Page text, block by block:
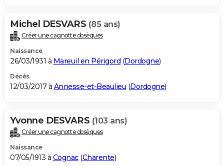
Carte de Noël
Carte Bonne année
Carte Saint-Valentin
Carte Pâques
Carte d'anniversaire
DICTIONNAIRE
Dictionnaire
Biographies
Citations
Expressions
Proverbes
PROGRAMME TV
S'inscrire
Se connecter
Lycées
Collèges
Primaires
Universités
Entreprises
Service militaire
Avis de recherche
AVIS DE DÉCÈS
Bricolage
Lifestyle
Culture
Sport
Auto
Television
Voyage
Cinema
Michel DESVARS (85 ans)
Créer une cagnotte obsèques
Naissance
26/03/1931 à Mareuil en Périgord (Dordogne)
Décès
12/03/2017 à Annesse-et-Beaulieu (Dordogne)
Yvonne DESVARS (103 ans)
Créer une cagnotte obsèques
Naissance
07/05/1913 à Cognac(Charente)